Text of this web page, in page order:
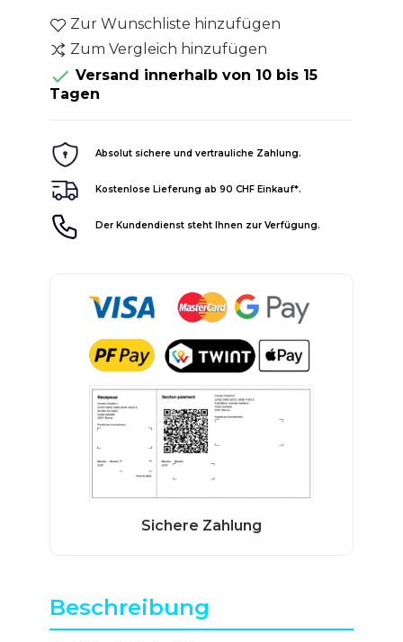
Zur Wunschliste hinzufügen
Zum Vergleich hinzufügen
 Versand innerhalb von 10 bis 15
Tagen
Absolut sichere und vertrauliche Zahlung.
Kostenlose Lieferung ab 90 CHF Einkauf*.
Der Kundendienst steht Ihnen zur Verfügung.
Beschreibung